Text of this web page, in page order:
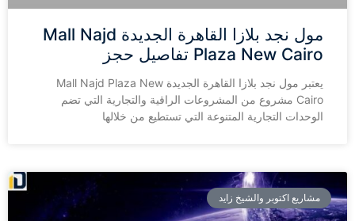
مول نجد بلازا القاهرة الجديدة Mall Najd
Plaza New Cairo تفاصيل حجز
يعتبر مول نجد بلازا القاهرة الجديدة Mall Najd Plaza New
Cairo مشروع من المشروعات الراقية والتجارية التي تضم
الوحدات التجارية المتنوعة التي تستطيع من خلالها
مشاريع اكتوبر والشيخ زايد